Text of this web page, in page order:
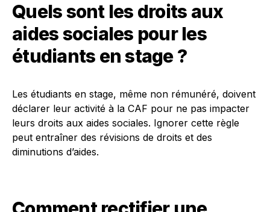
Quels sont les droits aux
aides sociales pour les
étudiants en stage ?
Les étudiants en stage, même non rémunéré, doivent
déclarer leur activité à la CAF pour ne pas impacter
leurs droits aux aides sociales. Ignorer cette règle
peut entraîner des révisions de droits et des
diminutions d’aides.